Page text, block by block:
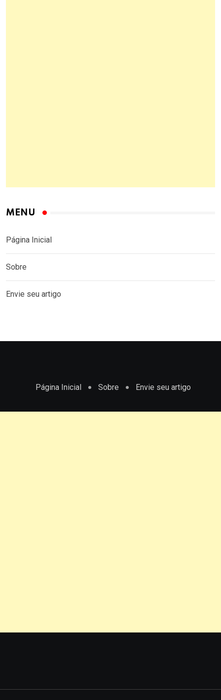
MENU
Página Inicial
Sobre
Envie seu artigo
Página Inicial Sobre Envie seu artigo